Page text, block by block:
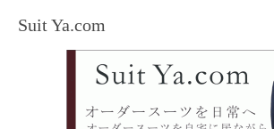
Suit Ya.com